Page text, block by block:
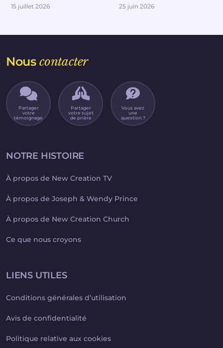
15 juillet 2026 25 juin 2026
Nouscontacter
Partager
votre
témoignage
Partager
votre sujet
de prière
Vous avez
une
question ?
NOTRE HISTOIRE
À propos de New Creation TV
À propos de Joseph & Wendy Prince
À propos de New Creation Church
Ce que nous croyons
LIENS UTILES
Conditions générales d’utilisation
Avis de confidentialité
Politique relative aux cookies